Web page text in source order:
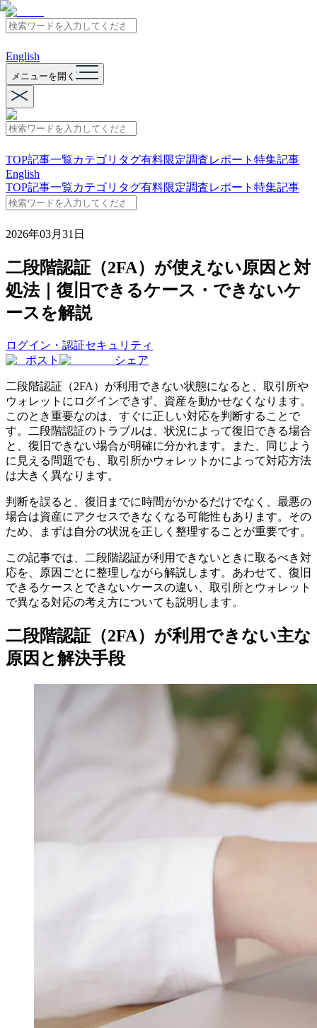
English
メニューを開く
TOP記事一覧カテゴリ タグ有料限定調査レポート 特集記事
English
TOP記事一覧カテゴリ タグ有料限定調査レポート 特集記事
2026年03月31日
二段階認証（2FA）が使えない原因と対
処法｜復旧できるケース・できないケ
ースを解説
ログイン・認証セキュリティ
ポスト
シェア
二段階認証（2FA）が利用できない状態になると、取引所や
ウォレットにログインできず、資産を動かせなくなります。
このとき重要なのは、すぐに正しい対応を判断することで
す。二段階認証のトラブルは、状況によって復旧できる場合
と、復旧できない場合が明確に分かれます。また、同じよう
に見える問題でも、取引所かウォレットかによって対応方法
は大きく異なります。
判断を誤ると、復旧までに時間がかかるだけでなく、最悪の
場合は資産にアクセスできなくなる可能性もあります。その
ため、まずは自分の状況を正しく整理することが重要です。
この記事では、二段階認証が利用できないときに取るべき対
応を、原因ごとに整理しながら解説します。あわせて、復旧
できるケースとできないケースの違い、取引所とウォレット
で異なる対応の考え方についても説明します。
二段階認証（2FA）が利用できない主な
原因と解決手段